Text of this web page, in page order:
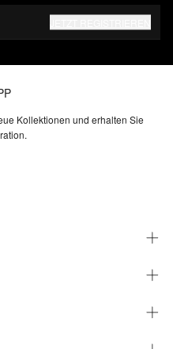
Kollektionen und erhalten Sie